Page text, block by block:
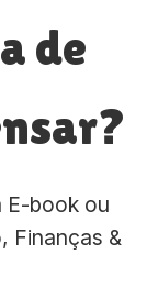
de
E-book ou
Finanças &